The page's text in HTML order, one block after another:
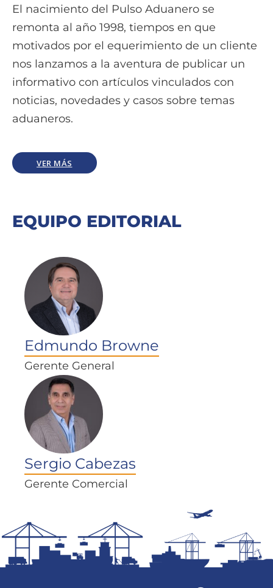
El nacimiento del Pulso Aduanero se
remonta al año 1998, tiempos en que
motivados por el equerimiento de un cliente
nos lanzamos a la aventura de publicar un
informativo con artículos vinculados con
noticias, novedades y casos sobre temas
aduaneros.
VER MÁS
EQUIPO EDITORIAL
Edmundo Browne
Gerente General
Sergio Cabezas
Gerente Comercial